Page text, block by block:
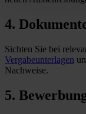
4.
Sichten Sie bei
Vergabeunterlagen
Nachweise.
5.